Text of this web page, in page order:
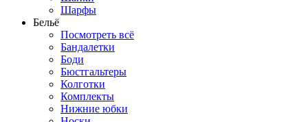
Шарфы
Бельё
Посмотреть всё
Бандалетки
Боди
Бюстгальтеры
Колготки
Комплекты
Нижние юбки